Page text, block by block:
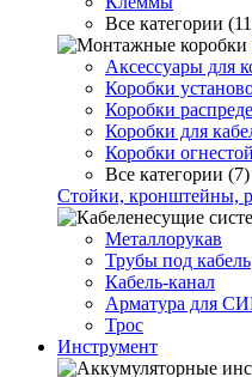
Все категории
Аксессуары для
Коробки
Коробки
Коробки для
Коробки
Все категории (7)
Стойки, кронштейны,
Металлорукав
Трубы под кабель
Кабель-канал
Арматура для
Трос
Инструмент